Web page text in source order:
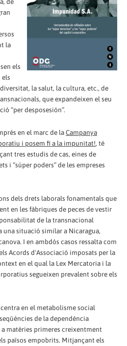
la
els
la salut, la cultura, etc., de
que expandeixen el seu
“per desposesión”.
en el marc de laCampanya
i posem fi a la impunitat!, té
tres estudis de cas, eines de
i “súper poders” de les empreses
dels drets laborals fonamentals que
en les fàbriques de peces de vestir
de la transnacional
una situació similar a Nicaragua,
I en ambdós casos ressalta com
Acords d'Associació imposats per la
en el qual la Lex Mercatoria i la
segueixen prevalent sobre els
en el metabolisme social
de la dependència
a matèries primeres creixentment
països empobrits. Mitjançant els